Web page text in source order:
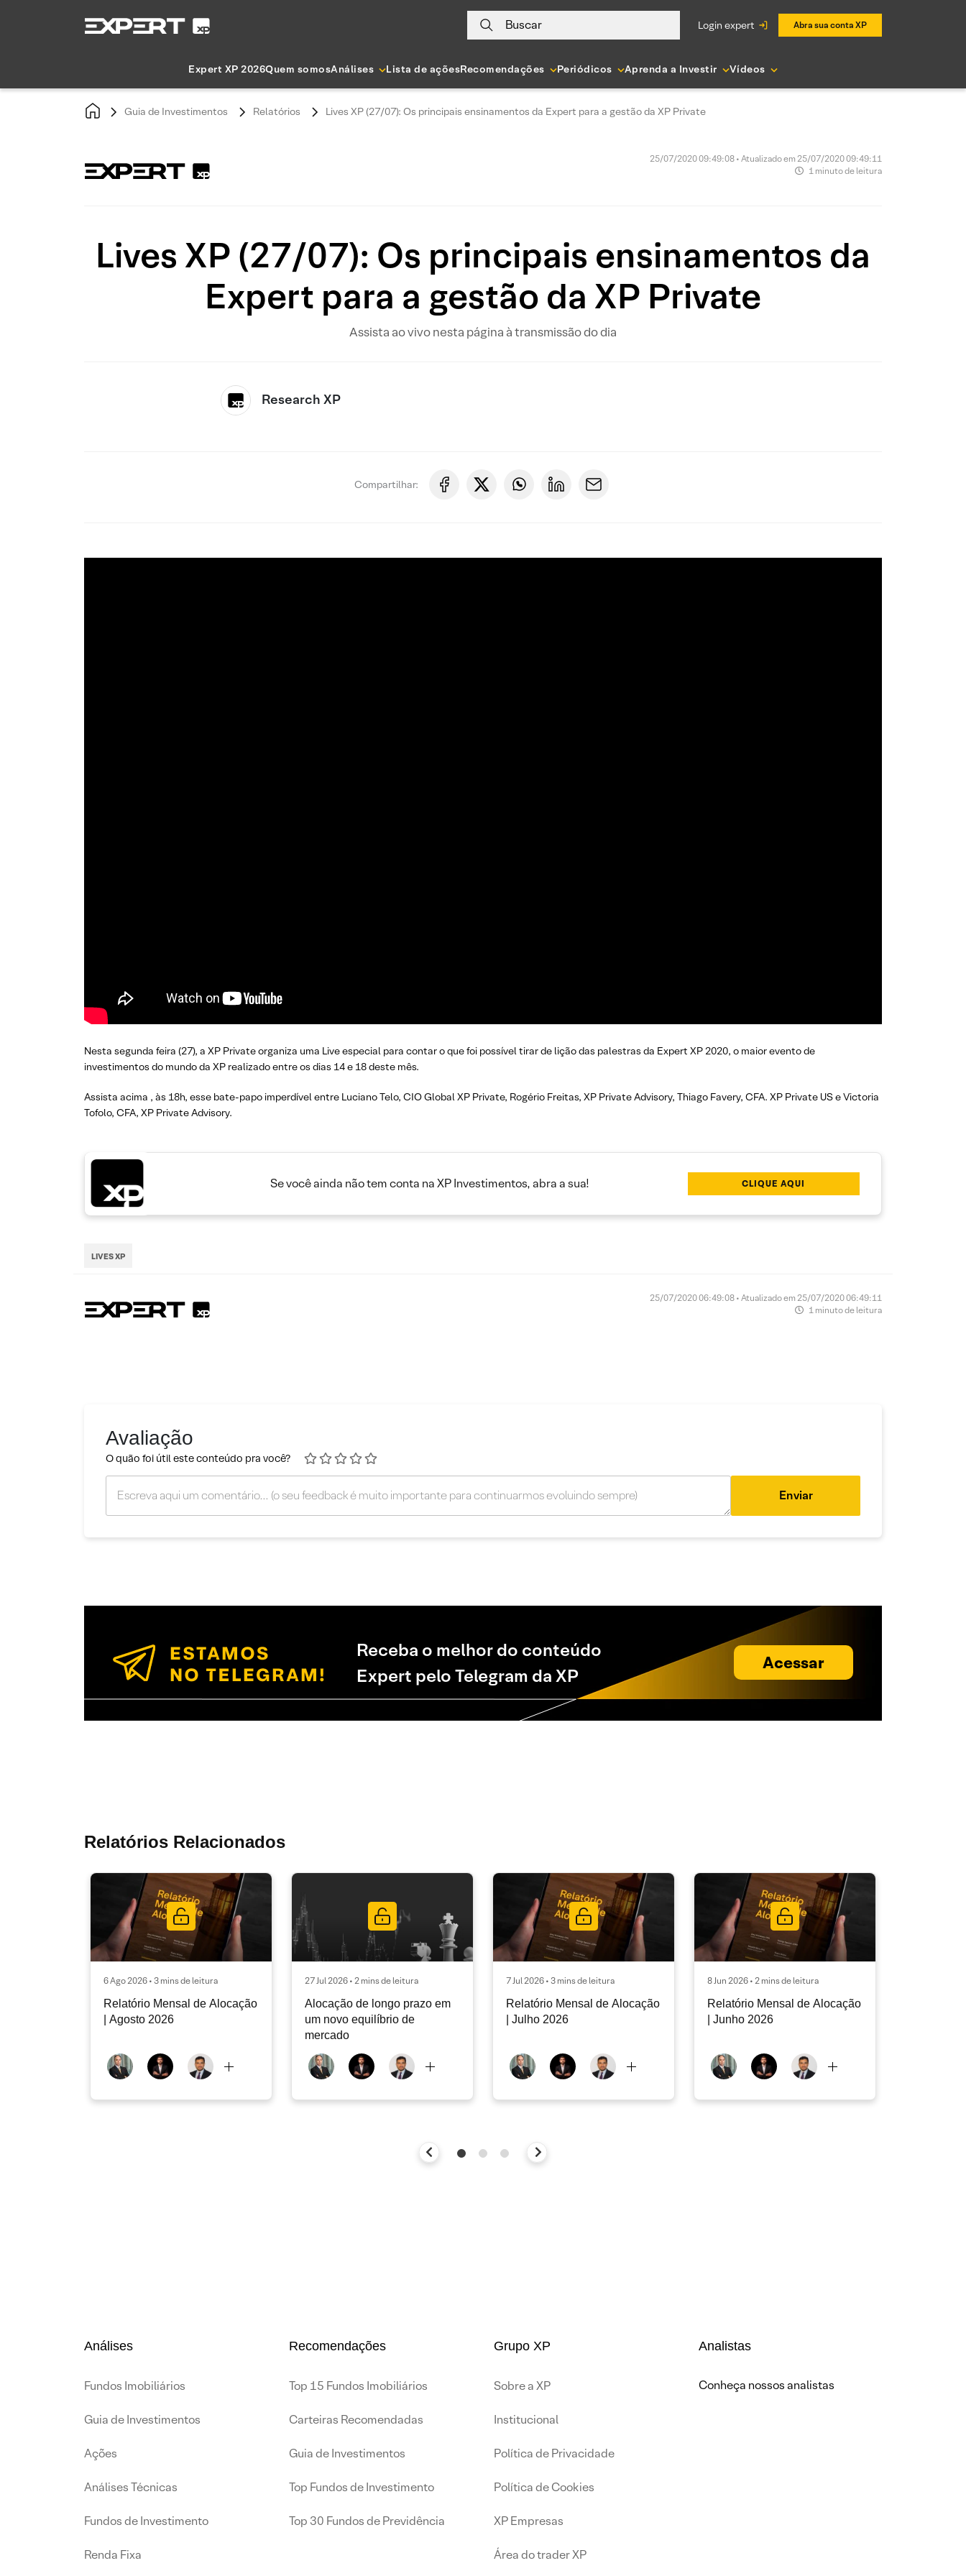
Buscar login expert Abra sua conta XP
Expert XP 2026Quem somosAnálises Lista de açõesRecomendações Periódicos Aprenda a Investir Vídeos
Guia de Investimentos Relatórios Lives XP (27/07): Os principais ensinamentos da Expert para a gestão da XP Private
25/07/2020 09:49:08 • Atualizado em 25/07/2020 09:49:11
1 minuto de leitura
Lives XP (27/07): Os principais ensinamentos da
Expert para a gestão da XP Private
Assista ao vivo nesta página à transmissão do dia
Research XP
Compartilhar:
Nesta segunda feira (27), a XP Private organiza uma Live especial para contar o que foi possível tirar de lição das palestras da Expert XP 2020, o maior evento de
investimentos do mundo da XP realizado entre os dias 14 e 18 deste mês.
Assista acima , às 18h, esse bate-papo imperdível entre Luciano Telo, CIO Global XP Private, Rogério Freitas, XP Private Advisory, Thiago Favery, CFA. XP Private US e Victoria
Tofolo, CFA, XP Private Advisory.
Se você ainda não tem conta na XP Investimentos, abra a sua! CLIQUE AQUI
LIVES XP
25/07/2020 06:49:08 • Atualizado em 25/07/2020 06:49:11
1 minuto de leitura
Avaliação
O quão foi útil este conteúdo pra você?
Enviar
Receba o melhor do conteúdo
Expert pelo Telegram da XP
Acessar
Relatórios Relacionados
6 Ago 2026 • 3 mins de leitura
Relatório Mensal de Alocação
| Agosto 2026
27 Jul 2026 • 2 mins de leitura
Alocação de longo prazo em
um novo equilíbrio de
mercado
7 Jul 2026 • 3 mins de leitura
Relatório Mensal de Alocação
| Julho 2026
8 Jun 2026 • 2 mins de leitura
Relatório Mensal de Alocação
| Junho 2026
Análises
Fundos Imobiliários
Guia de Investimentos
Ações
Análises Técnicas
Fundos de Investimento
Renda Fixa
Recomendações
Top 15 Fundos Imobiliários
Carteiras Recomendadas
Guia de Investimentos
Top Fundos de Investimento
Top 30 Fundos de Previdência
Grupo XP
Sobre a XP
Institucional
Política de Privacidade
Política de Cookies
XP Empresas
Área do trader XP
Analistas
Conheça nossos analistas